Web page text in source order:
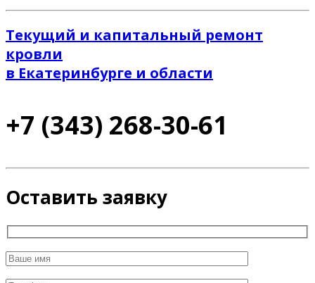
Текущий и капитальный ремонт
кровли
в Екатеринбурге и области
+7 (343) 268-30-61
Оставить заявку